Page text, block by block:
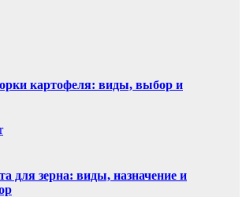
картофеля: виды, выбор и
для зерна: виды, назначение и